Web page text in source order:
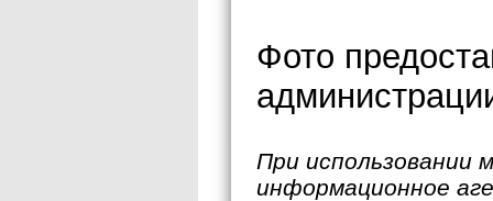
Фото
При использовании
информационное